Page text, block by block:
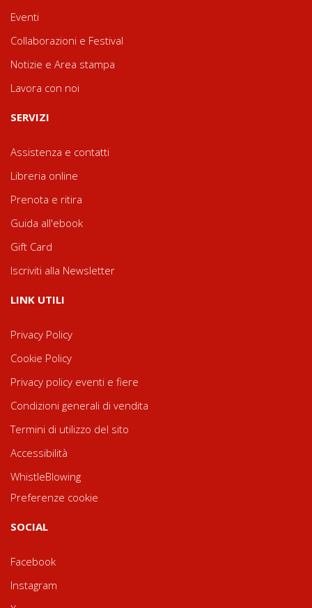
Eventi
Collaborazioni e Festival
Notizie e Area stampa
Lavora con noi
SERVIZI
Assistenza e contatti
Libreria online
Prenota e ritira
Guida all'ebook
Gift Card
Iscriviti alla Newsletter
LINK UTILI
Privacy Policy
Cookie Policy
Privacy policy eventi e fiere
Condizioni generali di vendita
Termini di utilizzo del sito
Accessibilità
WhistleBlowing
Preferenze cookie
SOCIAL
Facebook
Instagram